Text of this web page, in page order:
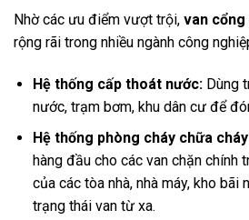
Nhờ các ưu điểm vượt trội, van cổng
rộng rãi trong nhiều ngành công
Hệ thống cấp thoát nước:Dùng
nước, trạm bơm, khu dân cư để
Hệ thống phòng cháy chữa
hàng đầu cho các van chặn chính
của các tòa nhà, nhà máy, kho bãi
trạng thái van từ xa.